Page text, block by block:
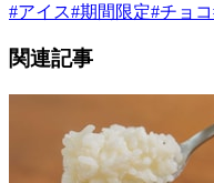
#アイス#期間限定#チョコ
関連記事